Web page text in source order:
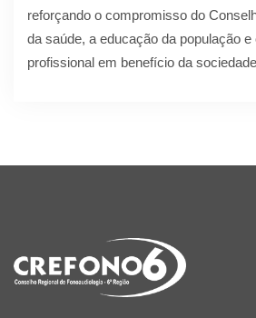
reforçando o compromisso do
da saúde, a educação da população e
profissional em benefício da